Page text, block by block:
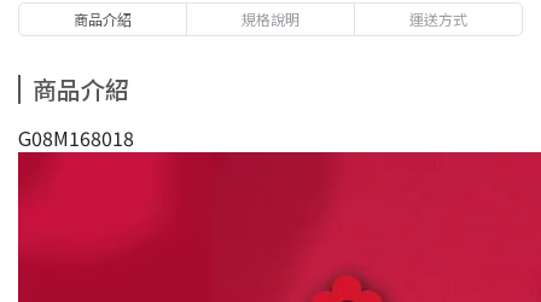
商品介紹 規格說明 運送方式
商品介紹
G08M168018